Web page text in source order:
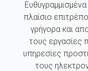
πλαίσιο
γρήγορα και
τους εργασίες
υπηρεσίες
τους